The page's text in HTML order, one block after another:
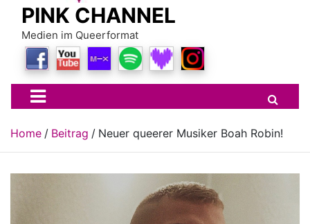
PINK CHANNEL
Medien im Queerformat
Home Beitrag Neuer queerer Musiker Boah Robin!